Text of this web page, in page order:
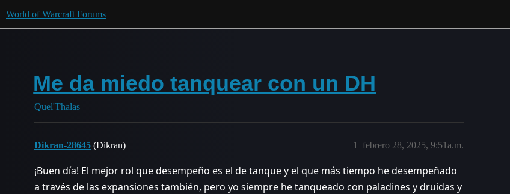
World of Warcraft Forums
Me da miedo tanquear con un DH
Quel'Thalas
Dikran-28645 (Dikran) febrero 28, 2025, 9:51a.m.
1
¡Buen día! El mejor rol que desempeño es el de tanque y el que más tiempo he desempeñado
a través de las expansiones también, pero yo siempre he tanqueado con paladines y druidas y